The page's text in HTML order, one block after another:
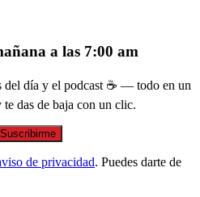
a las 7:00 am
del día y el podcast ☕ — todo en un
das de baja con un clic.
Suscribirme
de privacidad. Puedes darte de